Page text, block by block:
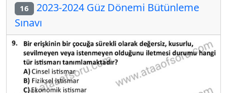
16 2023-2024 Güz Dönemi Bütünleme
Sınavı